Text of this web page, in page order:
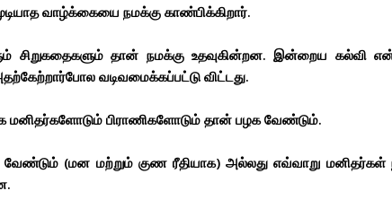
வாழ்க்கையை நமக்கு காண்பிக்கிறார்.
சிறுகதைகளும் தான் நமக்கு உதவுகின்றன. இன்றைய கல்வி
வடிவமைக்கப்பட்டு விட்டது.
மனிதர்களோடும் பிராணிகளோடும் தான் பழக வேண்டும்.
(மன மற்றும் குண ரீதியாக) அல்லது எவ்வாறு